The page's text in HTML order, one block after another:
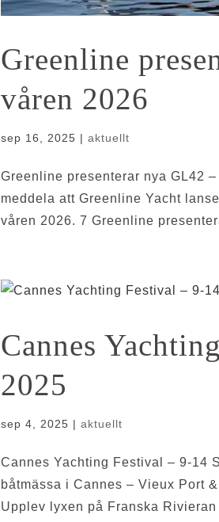
Greenline
våren 2026
sep 16, 2025 |aktuellt
Greenline presenterar nya GL42
meddela att Greenline Yacht
våren 2026. 7 Greenline
Cannes
2025
sep 4, 2025 |aktuellt
Cannes Yachting Festival – 9-14
båtmässa i Cannes – Vieux Port
Upplev lyxen på Franska